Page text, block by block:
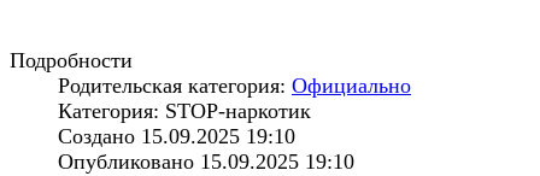
Подробности
Родительская категория: Официально
Категория: STOP-наркотик
Создано 15.09.2025 19:10
Опубликовано 15.09.2025 19:10